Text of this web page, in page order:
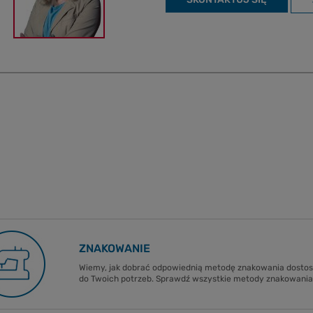
ZNAKOWANIE
Wiemy, jak dobrać odpowiednią metodę znakowania
do Twoich potrzeb. Sprawdź wszystkie metody